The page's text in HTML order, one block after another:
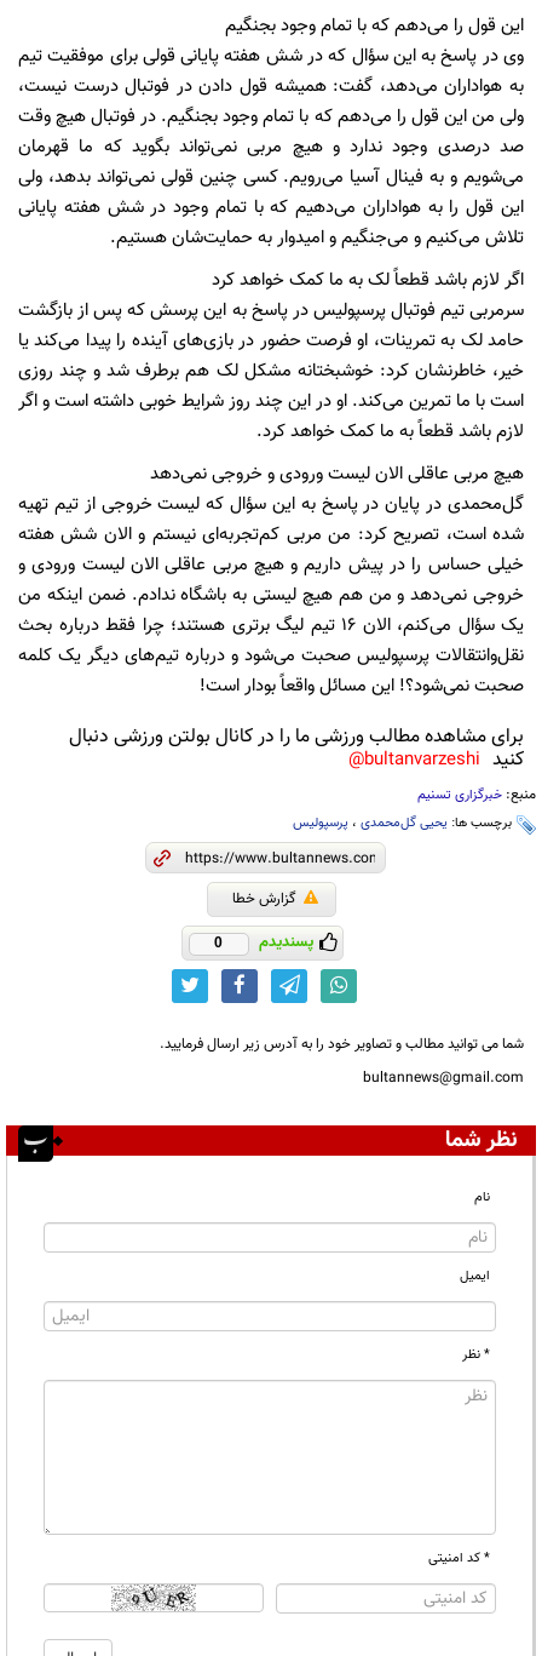
این قول را می‌دهم که با تمام وجود بجنگیم
وی در پاسخ به این سؤال که در شش هفته پایانی قولی برای موفقیت تیم
به هواداران می‌دهد، گفت: همیشه قول دادن در فوتبال درست نیست،
ولی من این قول را می‌دهم که با تمام وجود بجنگیم. در فوتبال هیچ وقت
صد درصدی وجود ندارد و هیچ مربی نمی‌تواند بگوید که ما قهرمان
می‌شویم و به فینال آسیا می‌رویم. کسی چنین قولی نمی‌تواند بدهد، ولی
این قول را به هواداران می‌دهیم که با تمام وجود در شش هفته پایانی
تلاش می‌کنیم و می‌جنگیم و امیدوار به حمایت‌شان هستیم.
اگر لازم باشد قطعاً لک به ما کمک خواهد کرد
سرمربی تیم فوتبال پرسپولیس در پاسخ به این پرسش که پس از بازگشت
حامد لک به تمرینات، او فرصت حضور در بازی‌های آینده را پیدا می‌کند یا
خیر، خاطرنشان کرد: خوشبختانه مشکل لک هم برطرف شد و چند روزی
است با ما تمرین می‌کند. او در این چند روز شرایط خوبی داشته است و اگر
لازم باشد قطعاً به ما کمک خواهد کرد.
هیچ مربی عاقلی الان لیست ورودی و خروجی نمی‌دهد
گل‌محمدی در پایان در پاسخ به این سؤال که لیست خروجی از تیم تهیه
شده است، تصریح کرد: من مربی کم‌تجربه‌ای نیستم و الان شش هفته
خیلی حساس را در پیش داریم و هیچ مربی عاقلی الان لیست ورودی و
خروجی نمی‌دهد و من هم هیچ لیستی به باشگاه ندادم. ضمن اینکه من
یک سؤال می‌کنم، الان 16 تیم لیگ برتری هستند؛ چرا فقط درباره بحث
نقل‌وانتقالات پرسپولیس صحبت می‌شود و درباره تیم‌های دیگر یک کلمه
صحبت نمی‌شود؟! این مسائل واقعاً بودار است!
برای مشاهده مطالب ورزشی ما را در کانال بولتن ورزشی دنبال
کنید bultanvarzeshi@
منبع: خبرگزاری تسنیم
برچسب ها: یحیی گل‌محمدی ، پرسپولیس
گزارش خطا
پسندیدم 0
شما می توانید مطالب و تصاویر خود را به آدرس زیر ارسال فرمایید.
bultannews@gmail.com
نظر شما
نام
ایمیل
* نظر
* کد امنیتی